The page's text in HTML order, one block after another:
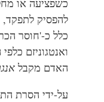
להפסיק לתפקד,
כלל כ-'חוסר הכרה',
ואנטגוניזם כלפי
האדם מקבל
על-ידי הסרת